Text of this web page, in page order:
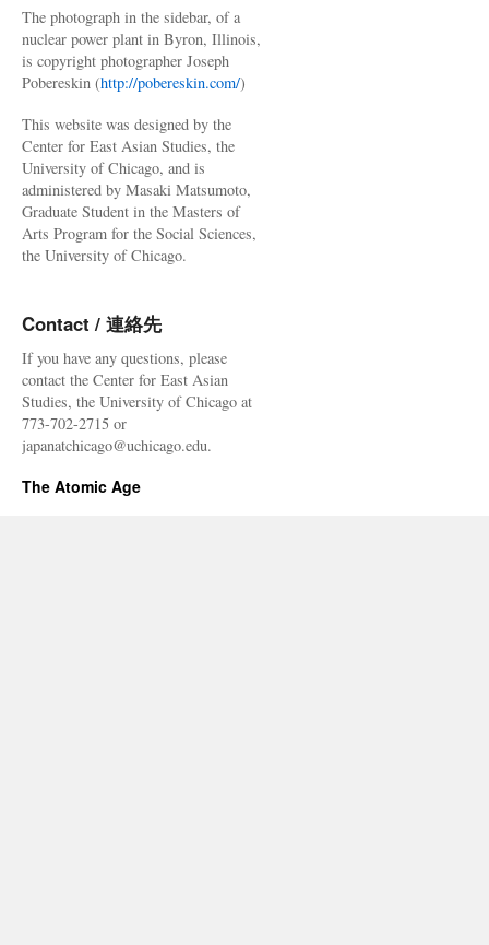
The photograph in the sidebar, of a
nuclear power plant in Byron, Illinois,
is copyright photographer Joseph
Pobereskin (http://pobereskin.com/)
This website was designed by the
Center for East Asian Studies, the
University of Chicago, and is
administered by Masaki Matsumoto,
Graduate Student in the Masters of
Arts Program for the Social Sciences,
the University of Chicago.
Contact / 連絡先
If you have any questions, please
contact the Center for East Asian
Studies, the University of Chicago at
773-702-2715 or
japanatchicago@uchicago.edu.
The Atomic Age